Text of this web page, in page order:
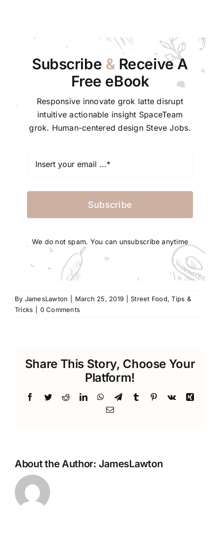
Subscribe & Receive A
Free eBook
Responsive innovate grok latte disrupt
intuitive actionable insight SpaceTeam
grok. Human-centered design Steve Jobs.
Subscribe
We do not spam. You can unsubscribe anytime
By JamesLawton March 25, 2019 Street Food,Tips &
Tricks
0 Comments
Share This Story, Choose Your
Platform!
Facebook
TwitterRedditLinkedInWhatsApp
TelegramTumblr Pinterest
Vk
Xing
Email
About the Author: JamesLawton